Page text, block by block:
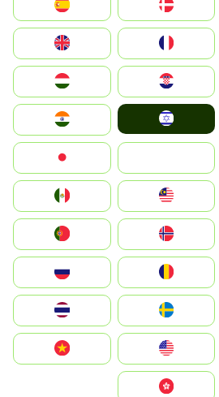
Deutschland
Denmark
United Kingdom
Hrvatska
Magyarország
Indonesia
South Korea
Nederland
Portugal
România
Slovensko
United States
Vietnam